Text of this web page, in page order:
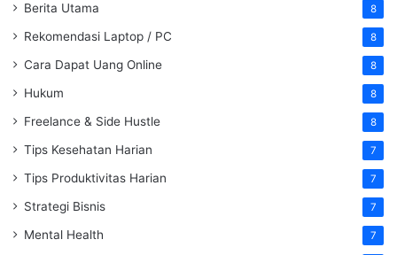
Berita Utama 8
Rekomendasi Laptop / PC 8
Cara Dapat Uang Online 8
Hukum 8
Freelance & Side Hustle 8
Tips Kesehatan Harian 7
Tips Produktivitas Harian 7
Strategi Bisnis 7
Mental Health 7